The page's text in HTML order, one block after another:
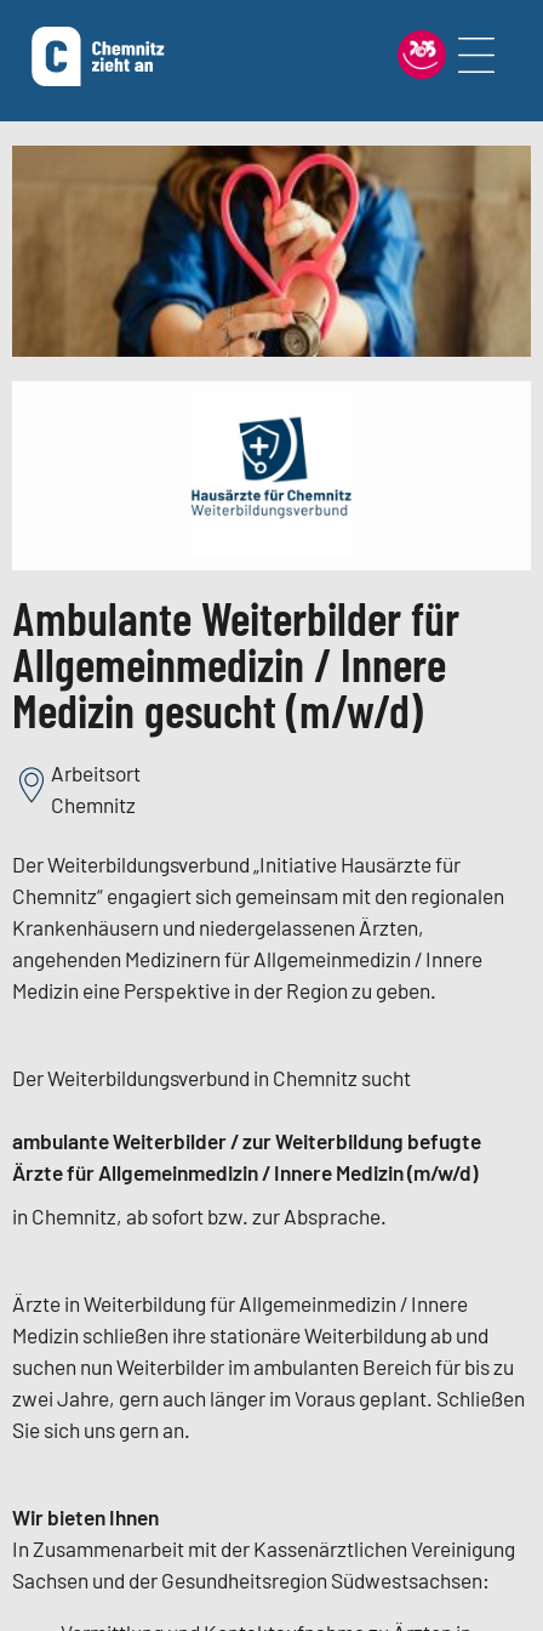
Ambulante Weiterbilder für
Allgemeinmedizin / Innere
Medizin gesucht (m/w/d)
Arbeitsort
Chemnitz
Der Weiterbildungsverbund „Initiative Hausärzte für
Chemnitz“ engagiert sich gemeinsam mit den regionalen
Krankenhäusern und niedergelassenen Ärzten,
angehenden Medizinern für Allgemeinmedizin / Innere
Medizin eine Perspektive in der Region zu geben.
Der Weiterbildungsverbund in Chemnitz sucht
ambulante Weiterbilder / zur Weiterbildung befugte
Ärzte für Allgemeinmedizin / Innere Medizin (m/w/d)
in Chemnitz, ab sofort bzw. zur Absprache.
Ärzte in Weiterbildung für Allgemeinmedizin / Innere
Medizin schließen ihre stationäre Weiterbildung ab und
suchen nun Weiterbilder im ambulanten Bereich für bis zu
zwei Jahre, gern auch länger im Voraus geplant. Schließen
Sie sich uns gern an.
Wir bieten Ihnen
In Zusammenarbeit mit der Kassenärztlichen Vereinigung
Sachsen und der Gesundheitsregion Südwestsachsen: